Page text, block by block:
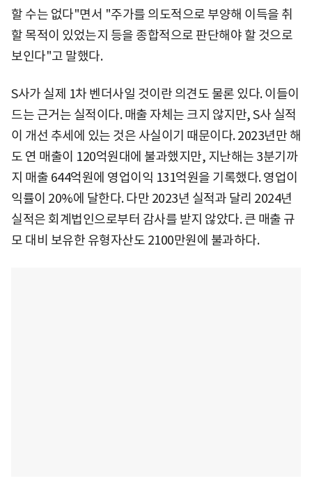
할 수는 없다"면서 "주가를 의도적으로 부양해 이득을 취
할 목적이 있었는지 등을 종합적으로 판단해야 할 것으로
보인다"고 말했다.
S사가 실제 1차 벤더사일 것이란 의견도 물론 있다. 이들이
드는 근거는 실적이다. 매출 자체는 크지 않지만, S사 실적
이 개선 추세에 있는 것은 사실이기 때문이다. 2023년만 해
도 연 매출이 120억원대에 불과했지만, 지난해는 3분기까
지 매출 644억원에 영업이익 131억원을 기록했다. 영업이
익률이 20%에 달한다. 다만 2023년 실적과 달리 2024년
실적은 회계법인으로부터 감사를 받지 않았다. 큰 매출 규
모 대비 보유한 유형자산도 2100만원에 불과하다.